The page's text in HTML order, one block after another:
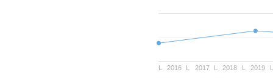
2016 2017 2018 2019